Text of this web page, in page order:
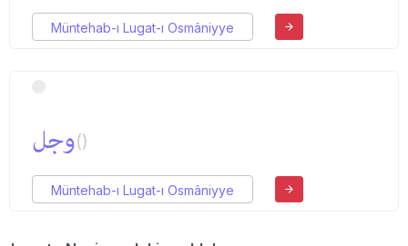
Müntehab-ı Lugat-ı Osmâniyye
وجل()
Müntehab-ı Lugat-ı Osmâniyye